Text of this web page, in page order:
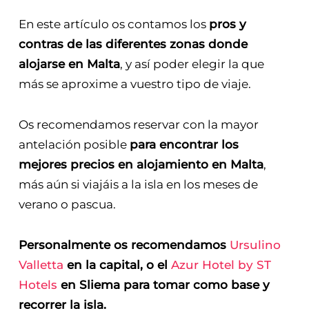
En este artículo os contamos los pros y
contras de las diferentes zonas donde
alojarse en Malta, y así poder elegir la que
más se aproxime a vuestro tipo de viaje.
Os recomendamos reservar con la mayor
antelación posible para encontrar los
mejores precios en alojamiento en Malta,
más aún si viajáis a la isla en los meses de
verano o pascua.
Personalmente os recomendamos Ursulino
Valletta en la capital, o el Azur Hotel by ST
Hotels en Sliema para tomar como base y
recorrer la isla.